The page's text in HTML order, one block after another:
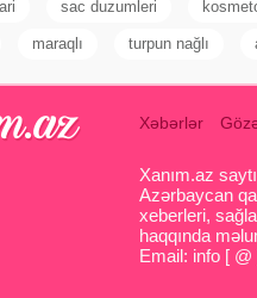
sac duzumleri
maraqlı turpun nağlı
Xəbərlər
Xanım.az
Azərbaycan
xeberleri,
haqqında
Email: info [